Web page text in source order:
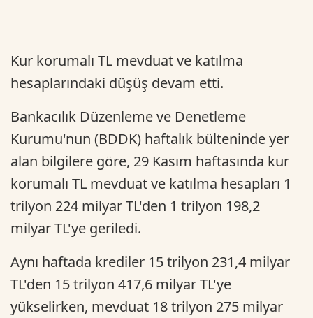
Kur korumalı TL mevduat ve katılma
hesaplarındaki düşüş devam etti.
Bankacılık Düzenleme ve Denetleme
Kurumu'nun (BDDK) haftalık bülteninde yer
alan bilgilere göre, 29 Kasım haftasında kur
korumalı TL mevduat ve katılma hesapları 1
trilyon 224 milyar TL'den 1 trilyon 198,2
milyar TL'ye geriledi.
Aynı haftada krediler 15 trilyon 231,4 milyar
TL'den 15 trilyon 417,6 milyar TL'ye
yükselirken, mevduat 18 trilyon 275 milyar